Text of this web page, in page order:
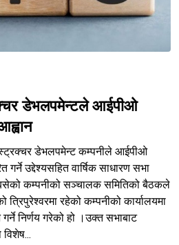
डेभलपमेन्टले आईपीओ
डेभलपमेन्ट कम्पनीले आईपीओ
गर्ने उद्देश्यसहित वार्षिक साधारण सभा
कम्पनीको सञ्चालक समितिको बैठकले
रहेको कम्पनीको कार्यालयमा
निर्णय गरेको हो ।उक्त सभाबाट